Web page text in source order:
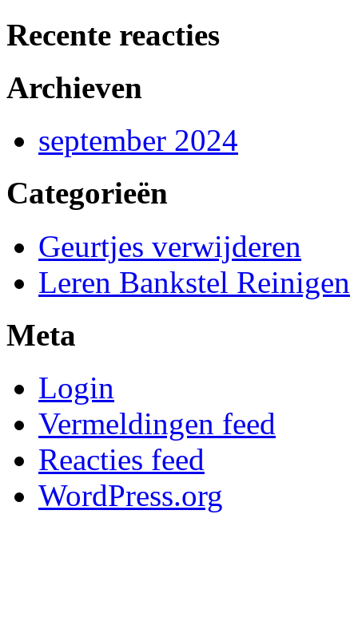
Recente reacties
Archieven
september 2024
Categorieën
Geurtjes verwijderen
Leren Bankstel Reinigen
Meta
Login
Vermeldingen feed
Reacties feed
WordPress.org